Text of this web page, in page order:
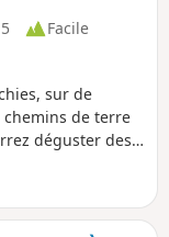
Facile
sur de
de terre
déguster des
cigognes et des
de 8